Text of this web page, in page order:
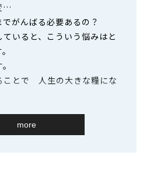
…
がんばる必要あるの？
いると、こういう悩みはと
ことで 人生の大きな糧にな
の人生を大きく支えるもの
more